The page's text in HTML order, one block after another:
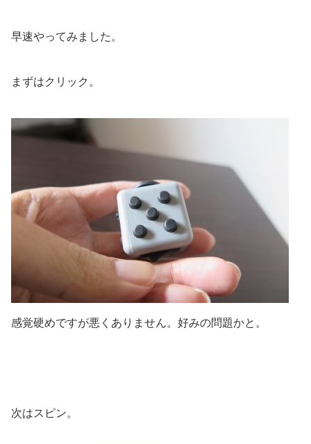
早速やってみました。
まずはクリック。
感覚硬めですが悪くありません。好みの問題かと。
次はスピン。